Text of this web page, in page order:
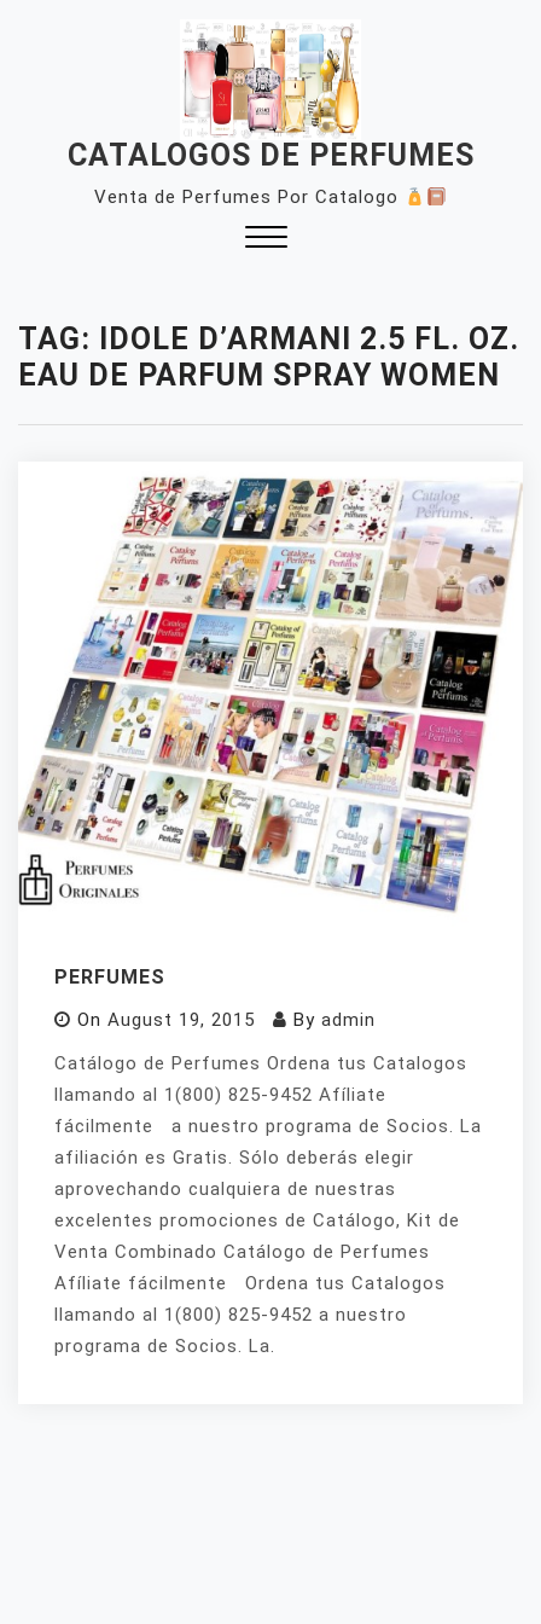
CATALOGOS DE PERFUMES
Venta de Perfumes Por Catalogo
TAG:
IDOLE D’ARMANI 2.5 FL. OZ.
EAU DE PARFUM SPRAY WOMEN
PERFUMES
On August 19, 2015 By admin
Catálogo de Perfumes Ordena tus Catalogos
llamando al 1(800) 825-9452 Afíliate
fácilmente a nuestro programa de Socios. La
afiliación es Gratis. Sólo deberás elegir
aprovechando cualquiera de nuestras
excelentes promociones de Catálogo, Kit de
Venta Combinado Catálogo de Perfumes
Afíliate fácilmente Ordena tus Catalogos
llamando al 1(800) 825-9452 a nuestro
programa de Socios. La.